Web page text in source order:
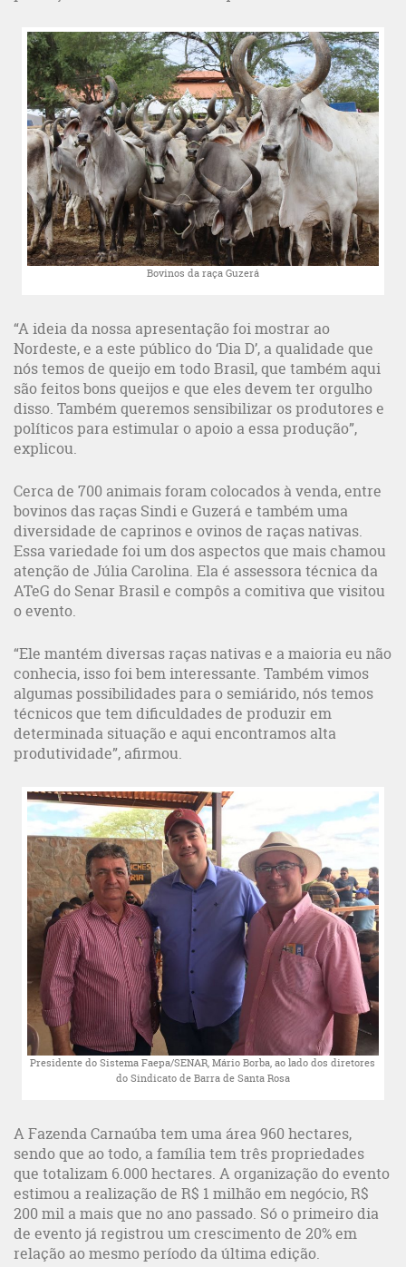
Bovinos da raça Guzerá
“A ideia da nossa apresentação foi mostrar ao
Nordeste, e a este público do ‘Dia D’, a qualidade que
nós temos de queijo em todo Brasil, que também aqui
são feitos bons queijos e que eles devem ter orgulho
disso. Também queremos sensibilizar os produtores e
políticos para estimular o apoio a essa produção”,
explicou.
Cerca de 700 animais foram colocados à venda, entre
bovinos das raças Sindi e Guzerá e também uma
diversidade de caprinos e ovinos de raças nativas.
Essa variedade foi um dos aspectos que mais chamou
atenção de Júlia Carolina. Ela é assessora técnica da
ATeG do Senar Brasil e compôs a comitiva que visitou
o evento.
“Ele mantém diversas raças nativas e a maioria eu não
conhecia, isso foi bem interessante. Também vimos
algumas possibilidades para o semiárido, nós temos
técnicos que tem dificuldades de produzir em
determinada situação e aqui encontramos alta
produtividade”, afirmou.
Presidente do Sistema Faepa/SENAR, Mário Borba, ao lado dos diretores
do Sindicato de Barra de Santa Rosa
A Fazenda Carnaúba tem uma área 960 hectares,
sendo que ao todo, a família tem três propriedades
que totalizam 6.000 hectares. A organização do evento
estimou a realização de R$ 1 milhão em negócio, R$
200 mil a mais que no ano passado. Só o primeiro dia
de evento já registrou um crescimento de 20% em
relação ao mesmo período da última edição.